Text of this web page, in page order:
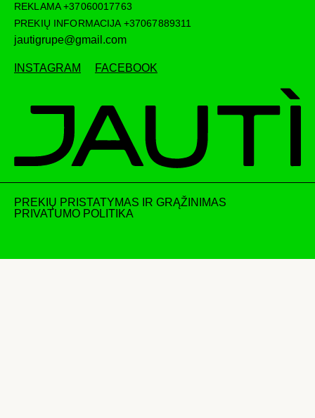
REKLAMA+37060017763
PREKIŲ INFORMACIJA +37067889311
jautigrupe@gmail.com
INSTAGRAM FACEBOOK
PREKIŲ PRISTATYMAS IR GRĄŽINIMAS
PRIVATUMO POLITIKA